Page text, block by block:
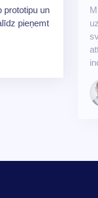
prototipu un
pieņemt